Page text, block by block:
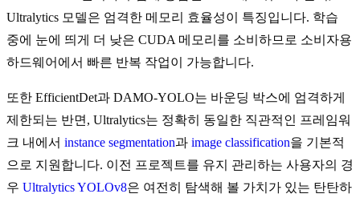
Ultralytics 모델은 엄격한 메모리 효율성이 특징입니다. 학습
중에 눈에 띄게 더 낮은 CUDA 메모리를 소비하므로 소비자용
하드웨어에서 빠른 반복 작업이 가능합니다.
또한 EfficientDet과 DAMO-YOLO는 바운딩 박스에 엄격하게
제한되는 반면, Ultralytics는 정확히 동일한 직관적인 프레임워
크 내에서 instance segmentation과 image classification을 기본적
으로 지원합니다. 이전 프로젝트를 유지 관리하는 사용자의 경
우 Ultralytics YOLOv8은 여전히 탐색해 볼 가치가 있는 탄탄하